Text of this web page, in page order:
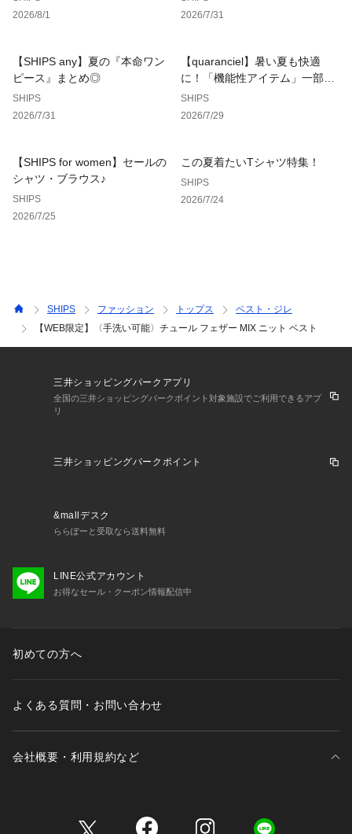
す。
2026/8/1
2026/7/31
【SHIPS any】夏の『本命ワン
ピース』まとめ◎
SHIPS
2026/7/31
【quaranciel】暑い夏も快適
に！「機能性アイテム」一部SA
LEも◎
SHIPS
2026/7/29
【SHIPS for women】セールの
シャツ・ブラウス♪
SHIPS
2026/7/25
この夏着たいTシャツ特集！
SHIPS
2026/7/24
SHIPS ファッション トップス
ベスト・ジレ
【WEB限定】〈手洗い可能〉チュール フェザー MIX ニット ベスト
三井ショッピングパークアプリ
全国の三井ショッピングパークポイント対象施設でご利用できるアプ
リ
三井ショッピングパークポイント
&mallデスク
ららぽーと受取なら送料無料
LINE公式アカウント
お得なセール・クーポン情報配信中
初めての方へ
よくある質問・お問い合わせ
会社概要・利用規約など